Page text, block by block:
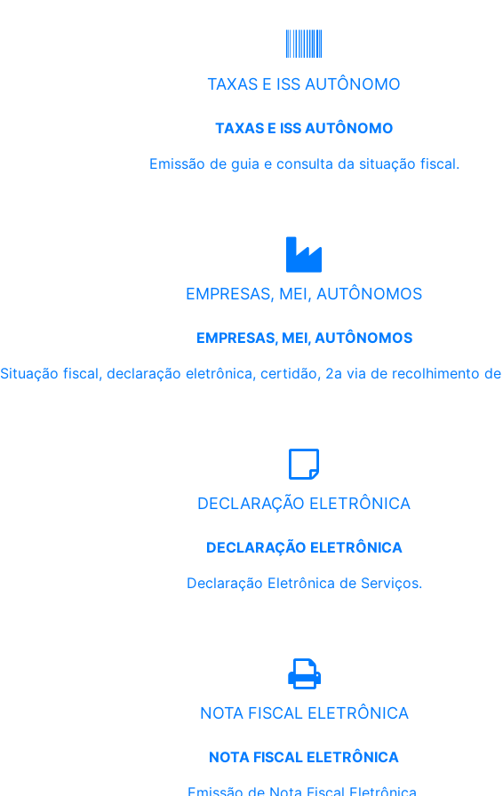
TAXAS E ISS AUTÔNOMO
TAXAS E ISS AUTÔNOMO
Emissão de guia e consulta da situação fiscal.
EMPRESAS, MEI, AUTÔNOMOS
EMPRESAS, MEI, AUTÔNOMOS
Situação fiscal, declaração eletrônica, certidão, 2a via de recolhimento de
DECLARAÇÃO ELETRÔNICA
DECLARAÇÃO ELETRÔNICA
Declaração Eletrônica de Serviços.
NOTA FISCAL ELETRÔNICA
NOTA FISCAL ELETRÔNICA